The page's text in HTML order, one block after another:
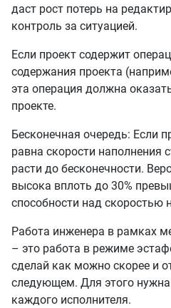
даст рост потерь на
контроль за ситуацией.
Если проект содержит
содержания проекта
эта операция должна
проекте.
Бесконечная очередь: Если
равна скорости наполнения
расти до бесконечности.
высока вплоть до 30%
способности над скоростью
Работа инженера в рамках
– это работа в режиме
сделай как можно скорее и
следующем. Для этого
каждого исполнителя.